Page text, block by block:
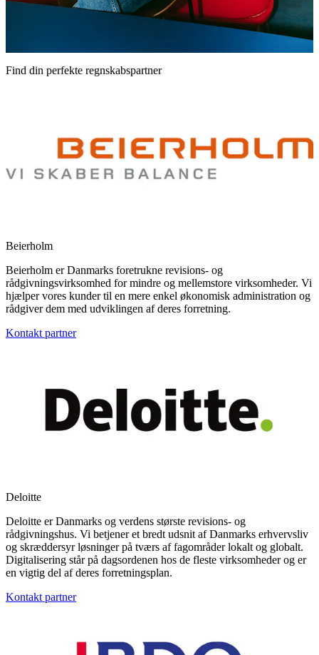
Find din perfekte regnskabspartner
Beierholm
Beierholm er Danmarks foretrukne revisions- og
rådgivningsvirksomhed for mindre og mellemstore virksomheder. Vi
hjælper vores kunder til en mere enkel økonomisk administration og
rådgiver dem med udviklingen af deres forretning.
Kontakt partner
Deloitte
Deloitte er Danmarks og verdens største revisions- og
rådgivningshus. Vi betjener et bredt udsnit af Danmarks erhvervsliv
og skræddersyr løsninger på tværs af fagområder lokalt og globalt.
Digitalisering står på dagsordenen hos de fleste virksomheder og er
en vigtig del af deres forretningsplan.
Kontakt partner